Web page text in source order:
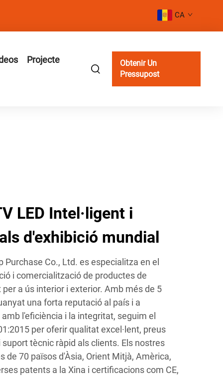
CA
Projecte
Obtenir Un
Pressupost
LED Intel·ligent i
d'exhibició mundial
Purchase Co., Ltd. es especialitza en el
i comercialització de productes de
a ús interior i exterior. Amb més de 5
una forta reputació al país i a
l'eficiència i la integritat, seguim el
per oferir qualitat excel·lent, preus
tècnic ràpid als clients. Els nostres
de 70 països d'Àsia, Orient Mitjà, Amèrica,
patents a la Xina i certificacions com CE,